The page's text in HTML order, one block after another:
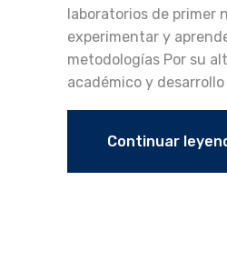
laboratorios de primer
experimentar y
metodologías Por su
académico y
Continuar